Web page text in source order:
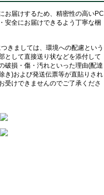
お届けするため、精密性の高いPC
安全にお届けできるよう丁寧な梱
きましては、環境への配慮という
として直接送り状などを添付して
破損・傷・汚れといった理由(配達
き)および発送伝票等が直貼りされ
受けできませんのでご了承くださ